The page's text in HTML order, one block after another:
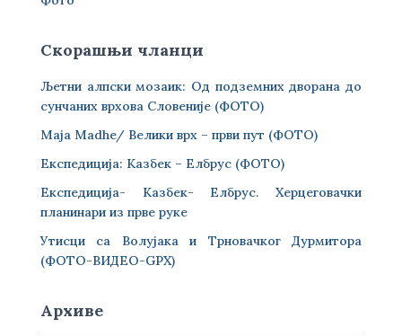
Скорашњи чланци
Љетни алпски мозаик: Од подземних дворана до
сунчаних врхова Словеније (ФОТО)
Maja Madhe/ Велики врх – први пут (ФОТО)
Експедиција: Казбек – Елбрус (ФОТО)
Експедиција- Казбек- Елбрус. Херцеговачки
планинари из прве руке
Утисци са Волујака и Трновачког Дурмитора
(ФОТО-ВИДЕО-GPX)
Архиве